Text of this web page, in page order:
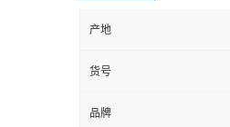
产地
货号
品牌